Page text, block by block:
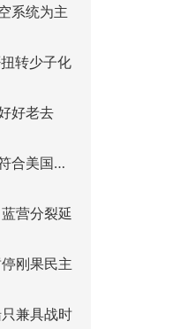
系统为主
转少子化
好老去
外长林佳龙：台强化防卫能力 符合美国利益
营分裂延
刚果民主
兼具战时